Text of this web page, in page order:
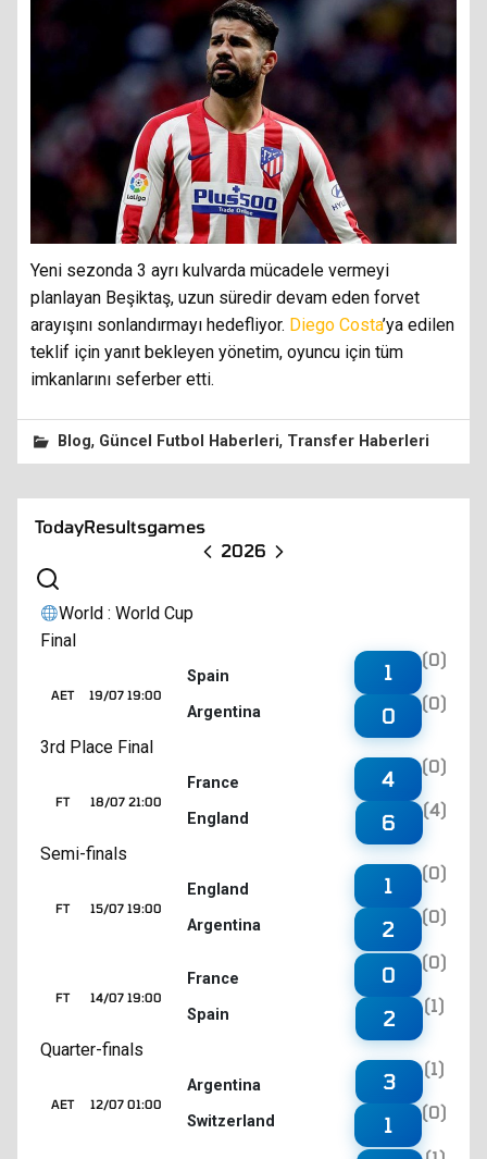
Yeni sezonda 3 ayrı kulvarda mücadele vermeyi
planlayan Beşiktaş, uzun süredir devam eden forvet
arayışını sonlandırmayı hedefliyor. Diego Costa’ya edilen
teklif için yanıt bekleyen yönetim, oyuncu için tüm
imkanlarını seferber etti.
Blog, Güncel Futbol Haberleri, Transfer Haberleri
TodayResultsgames
2026
World : World Cup
Final
19/07 19:00
AET
Spain
Argentina
1
(0)
0
(0)
3rd Place Final
18/07 21:00
FT
France
England
4
(0)
6
(4)
Semi-finals
15/07 19:00
FT
England
Argentina
1
(0)
2
(0)
14/07 19:00
FT
France
Spain
0
(0)
2
(1)
Quarter-finals
12/07 01:00
AET
Argentina
Switzerland
3
(1)
1
(0)